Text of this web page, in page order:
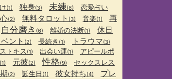
(1) 独身(3) 未練(8) 恋愛占い
(2) 無料タロット (3) 音楽(1)
再
自分磨き (6) 離婚の決断(1) 休日
ント (2) 長続き (1) トラウマ(3)
トキス (1) 出会い運(1)
アピールポ
(1) 元彼(2) 性格(9) セックスレス
(2) 誕生日 (1) 彼女持ち (4)
プレ